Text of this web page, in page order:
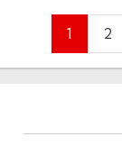
Stronicowanie
wpisów
1 2